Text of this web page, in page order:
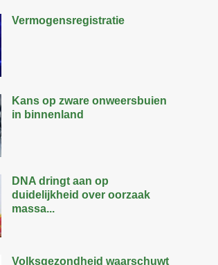
Vermogensregistratie
Kans op zware onweersbuien
in binnenland
DNA dringt aan op
duidelijkheid over oorzaak
massa...
Volksgezondheid waarschuwt